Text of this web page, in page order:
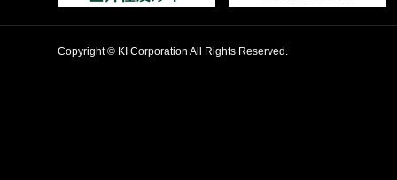
Copyright © KI Corporation All Rights Reserved.